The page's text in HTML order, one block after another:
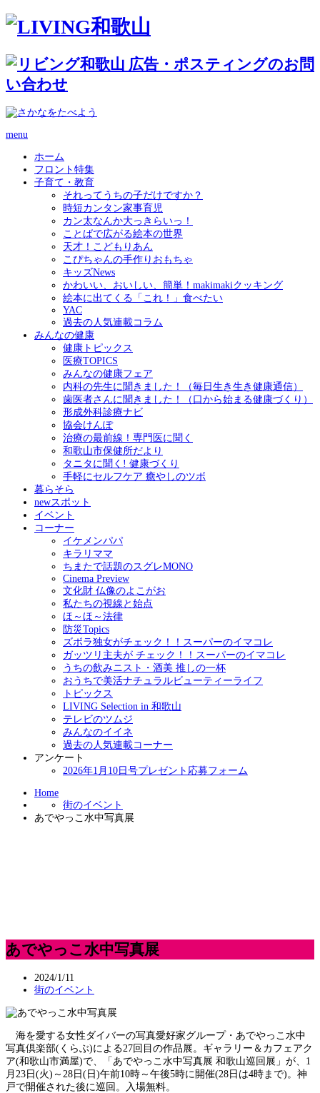
menu
ホーム
フロント特集
子育て・教育
それってうちの子だけですか？
時短カンタン家事育児
カン太なんか大っきらいっ！
ことばで広がる絵本の世界
天才！こどもりあん
こぴちゃんの手作りおもちゃ
キッズNews
かわいい、おいしい、簡単！makimakiクッキング
絵本に出てくる「これ！」食べたい
YAC
過去の人気連載コラム
みんなの健康
健康トピックス
医療TOPICS
みんなの健康フェア
内科の先生に聞きました！（毎日生き生き健康通信）
歯医者さんに聞きました！（口から始まる健康づくり）
形成外科診療ナビ
協会けんぽ
治療の最前線！専門医に聞く
和歌山市保健所だより
タニタに聞く! 健康づくり
手軽にセルフケア 癒やしのツボ
暮らそら
newスポット
イベント
コーナー
イケメンパパ
キラリママ
ちまたで話題のスグレMONO
Cinema Preview
文化財 仏像のよこがお
私たちの視線と始点
ほ～ほ～法律
防災Topics
ズボラ独女がチェック！！スーパーのイマコレ
ガッツリ主夫が チェック！！スーパーのイマコレ
うちの飲みニスト・酒美 推しの一杯
おうちで美活ナチュラルビューティーライフ
トピックス
LIVING Selection in 和歌山
テレビのツムジ
みんなのイイネ
過去の人気連載コーナー
アンケート
2026年1月10日号プレゼント応募フォーム
Home
街のイベント
あでやっこ水中写真展
あでやっこ水中写真展
2024/1/11
街のイベント
海を愛する女性ダイバーの写真愛好家グループ・あでやっこ水中
写真倶楽部(くらぶ)による27回目の作品展。ギャラリー＆カフェアク
ア(和歌山市満屋)で、「あでやっこ水中写真展 和歌山巡回展」が、1
月23日(火)～28日(日)午前10時～午後5時に開催(28日は4時まで)。神
戸で開催された後に巡回。入場無料。